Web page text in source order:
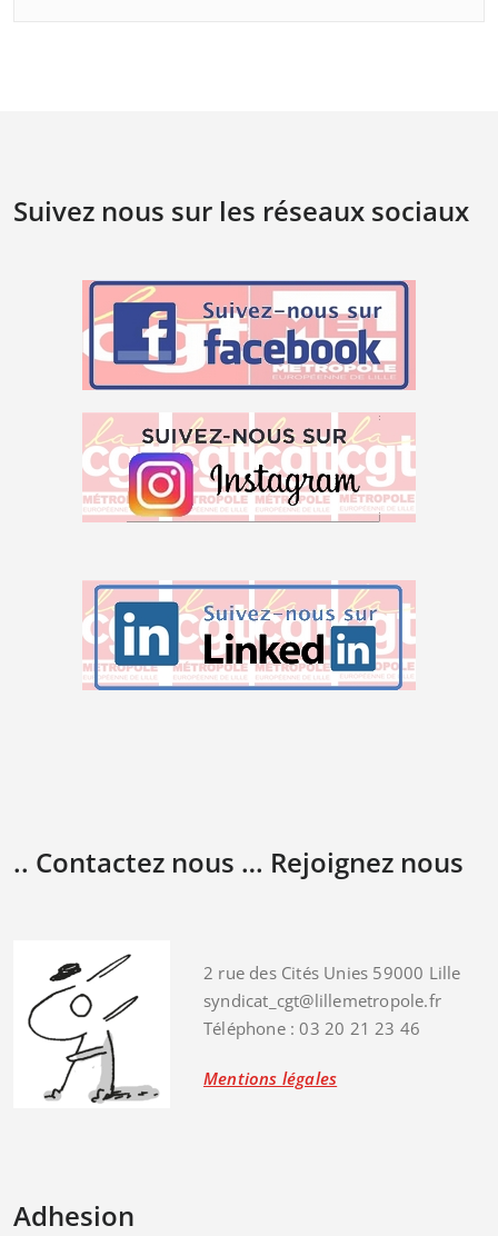
Suivez nous sur les réseaux sociaux
.. Contactez nous … Rejoignez nous
2 rue des Cités Unies 59000 Lille
syndicat_cgt@lillemetropole.fr
Téléphone : 03 20 21 23 46
Mentions légales
Adhesion